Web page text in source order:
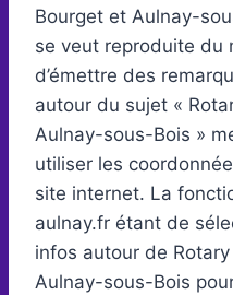
Bourget et Aulnay-
se veut reproduite du
d’émettre des
autour du sujet «
Aulnay-sous-Bois »
utiliser les
site internet. La
aulnay.fr étant de
infos autour de
Aulnay-sous-Bois